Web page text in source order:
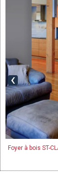
Foyer à bois ST-
‹